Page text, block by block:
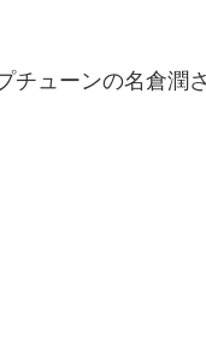
チューンの名倉潤